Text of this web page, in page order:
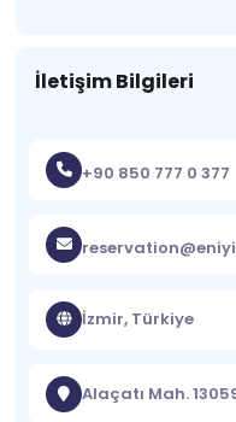
İletişim Bilgileri
+90 850 777 0 377
İzmir, Türkiye
Alaçatı Mah.